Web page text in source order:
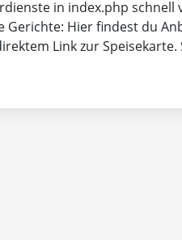
in index.php
Gerichte: Hier findest du
Link zur